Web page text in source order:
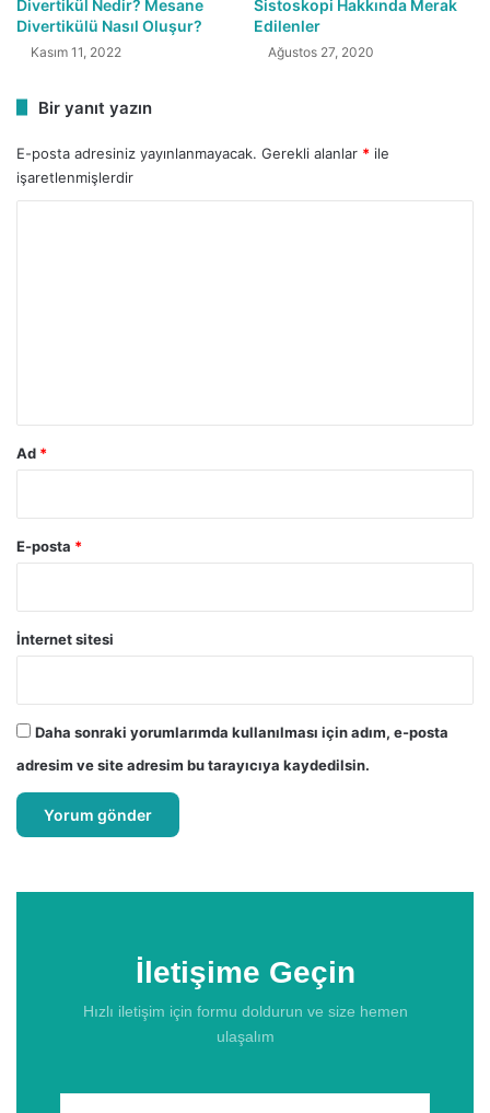
Divertikül Nedir? Mesane
Divertikülü Nasıl Oluşur?
Kasım 11, 2022
Sistoskopi Hakkında Merak
Edilenler
Ağustos 27, 2020
Bir yanıt yazın
E-posta adresiniz yayınlanmayacak. Gerekli alanlar * ile
işaretlenmişlerdir
Ad *
E-posta *
İnternet sitesi
Daha sonraki yorumlarımda kullanılması için adım, e-posta
adresim ve site adresim bu tarayıcıya kaydedilsin.
İletişime Geçin
Hızlı iletişim için formu doldurun ve size hemen
ulaşalım